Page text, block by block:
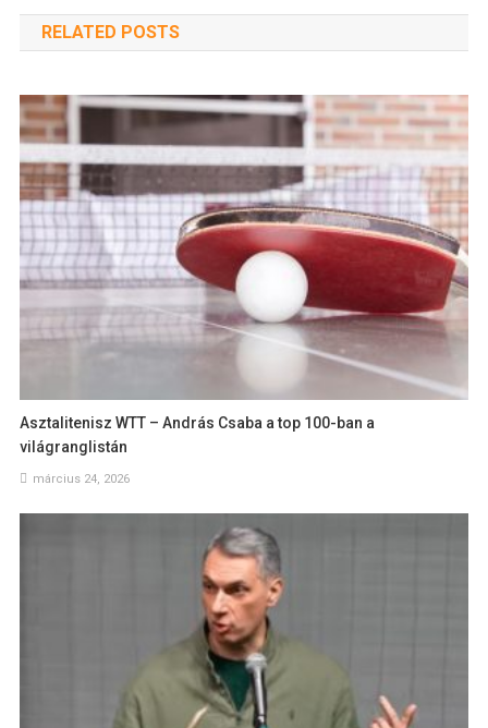
RELATED POSTS
Asztalitenisz WTT – András Csaba a top 100-ban a
világranglistán
március 24, 2026